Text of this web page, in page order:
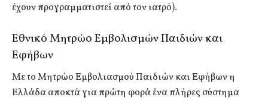
έχουν προγραμματιστεί από τον ιατρό).
Εθνικό Μητρώο Εμβολισμών Παιδιών και
Εφήβων
Με το Μητρώο Εμβολιασμού Παιδιών και Εφήβων η
Ελλάδα αποκτά για πρώτη φορά ένα πλήρες σύστημα